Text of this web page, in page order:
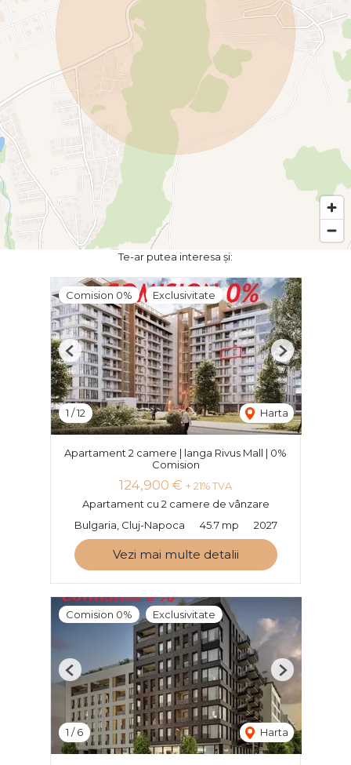
Te-ar putea interesa și:
Comision 0% Exclusivitate
1 /12 Harta
Previous Next
Apartament 2 camere | langa Rivus Mall | 0%
Comision
124,900 € + 21% TVA
Apartament cu 2 camere de vânzare
Bulgaria, Cluj-Napoca
45.7 mp 2027
Vezi mai multe detalii
Comision 0% Exclusivitate
1 /6 Harta
Previous Next